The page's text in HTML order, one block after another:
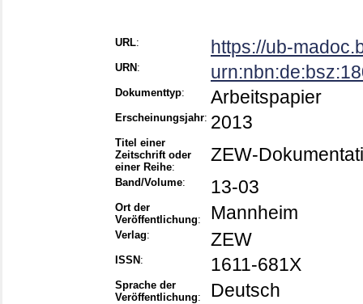
URL: https://ub-
URN :
Dokumenttyp: Arbeitspapier
Erscheinungsjahr: 2013
Titel einer
Zeitschrift oder
einer Reihe:
ZEW-
Band/Volume: 13-03
Ort der
Veröffentlichung: Mannheim
Verlag: ZEW
ISSN : 1611-681X
Sprache der
Veröffentlichung: Deutsch